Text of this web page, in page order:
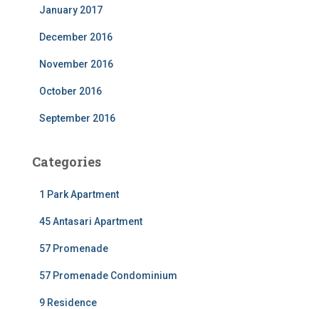
January 2017
December 2016
November 2016
October 2016
September 2016
Categories
1 Park Apartment
45 Antasari Apartment
57 Promenade
57 Promenade Condominium
9 Residence